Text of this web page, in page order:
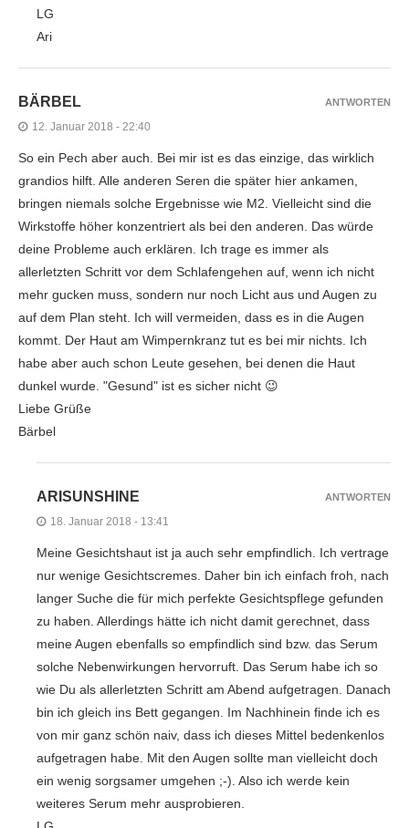
LG
Ari
BÄRBEL
12. Januar 2018 - 22:40
So ein Pech aber auch. Bei mir ist es das einzige, das wirklich
grandios hilft. Alle anderen Seren die später hier ankamen,
bringen niemals solche Ergebnisse wie M2. Vielleicht sind die
Wirkstoffe höher konzentriert als bei den anderen. Das würde
deine Probleme auch erklären. Ich trage es immer als
allerletzten Schritt vor dem Schlafengehen auf, wenn ich nicht
mehr gucken muss, sondern nur noch Licht aus und Augen zu
auf dem Plan steht. Ich will vermeiden, dass es in die Augen
kommt. Der Haut am Wimpernkranz tut es bei mir nichts. Ich
habe aber auch schon Leute gesehen, bei denen die Haut
dunkel wurde. "Gesund" ist es sicher nicht 😉
Liebe Grüße
Bärbel
ANTWORTEN
ARISUNSHINE
18. Januar 2018 - 13:41
Meine Gesichtshaut ist ja auch sehr empfindlich. Ich vertrage
nur wenige Gesichtscremes. Daher bin ich einfach froh, nach
langer Suche die für mich perfekte Gesichtspflege gefunden
zu haben. Allerdings hätte ich nicht damit gerechnet, dass
meine Augen ebenfalls so empfindlich sind bzw. das Serum
solche Nebenwirkungen hervorruft. Das Serum habe ich so
wie Du als allerletzten Schritt am Abend aufgetragen. Danach
bin ich gleich ins Bett gegangen. Im Nachhinein finde ich es
von mir ganz schön naiv, dass ich dieses Mittel bedenkenlos
aufgetragen habe. Mit den Augen sollte man vielleicht doch
ein wenig sorgsamer umgehen ;-). Also ich werde kein
weiteres Serum mehr ausprobieren.
ANTWORTEN